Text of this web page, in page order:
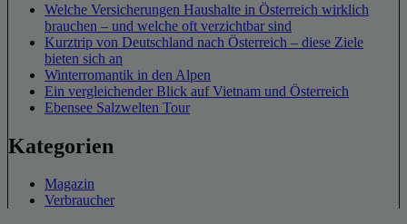
Welche Versicherungen Haushalte in Österreich wirklich
brauchen – und welche oft verzichtbar sind
Kurztrip von Deutschland nach Österreich – diese Ziele
bieten sich an
Winterromantik in den Alpen
Ein vergleichender Blick auf Vietnam und Österreich
Ebensee Salzwelten Tour
Kategorien
Magazin
Verbraucher